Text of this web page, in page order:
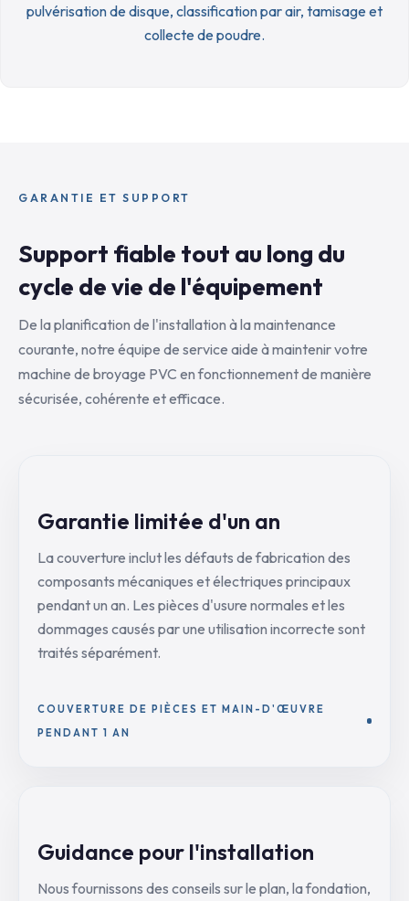
pulvérisation de disque, classification par air, tamisage et
collecte de poudre.
GARANTIE ET SUPPORT
Support fiable tout au long du
cycle de vie de l'équipement
De la planification de l'installation à la maintenance
courante, notre équipe de service aide à maintenir votre
machine de broyage PVC en fonctionnement de manière
sécurisée, cohérente et efficace.
Garantie limitée d'un an
La couverture inclut les défauts de fabrication des
composants mécaniques et électriques principaux
pendant un an. Les pièces d'usure normales et les
dommages causés par une utilisation incorrecte sont
traités séparément.
COUVERTURE DE PIÈCES ET MAIN-D'ŒUVRE
PENDANT 1 AN
Guidance pour l'installation
Nous fournissons des conseils sur le plan, la fondation,